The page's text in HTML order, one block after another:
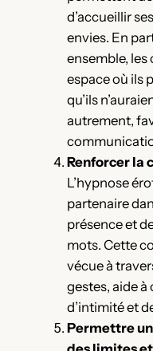
d’accueillir
envies. En
ensemble,
espace où ils
qu’ils
autrement,
Renforcer la
L’hypnose
partenaire
présence et
mots. Cette
vécue à
gestes, aide
d’intimité et
Permettre